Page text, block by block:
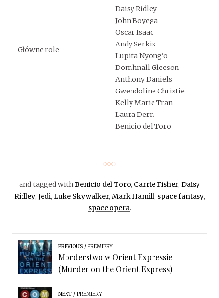
Główne role
Daisy Ridley
John Boyega
Oscar Isaac
Andy Serkis
Lupita Nyong’o
Domhnall Gleeson
Anthony Daniels
Gwendoline Christie
Kelly Marie Tran
Laura Dern
Benicio del Toro
and tagged withBenicio del Toro, Carrie Fisher, Daisy
Ridley, Jedi, Luke Skywalker, Mark Hamill, space fantasy,
space opera.
PREVIOUS PREMIERY
Morderstwo w Orient Expressie
(Murder on the Orient Express)
NEXT PREMIERY